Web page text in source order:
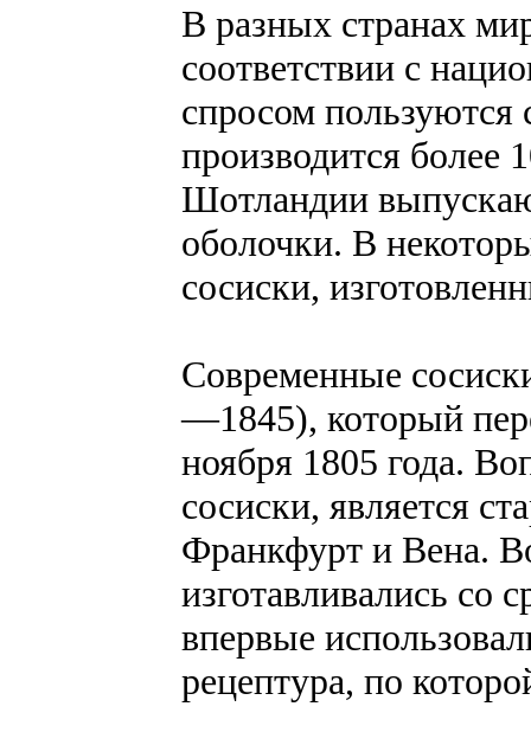
В разных странах
соответствии с
спросом пользуются
производится более
Шотландии
оболочки. В
сосиски,
Современные
—1845), который
ноября 1805 года.
сосиски, является
Франкфурт и Вена.
изготавливались со
впервые
рецептура, по